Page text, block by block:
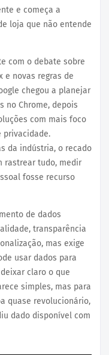
e começa a
loja que não entende
com o debate sobre
e novas regras de
chegou a planejar
no Chrome, depois
com mais foco
privacidade.
da indústria, o recado
rastrear tudo, medir
fosse recurso
de dados
transparência
mas exige
usar dados para
claro o que
simples, mas para
quase revolucionário,
dado disponível com